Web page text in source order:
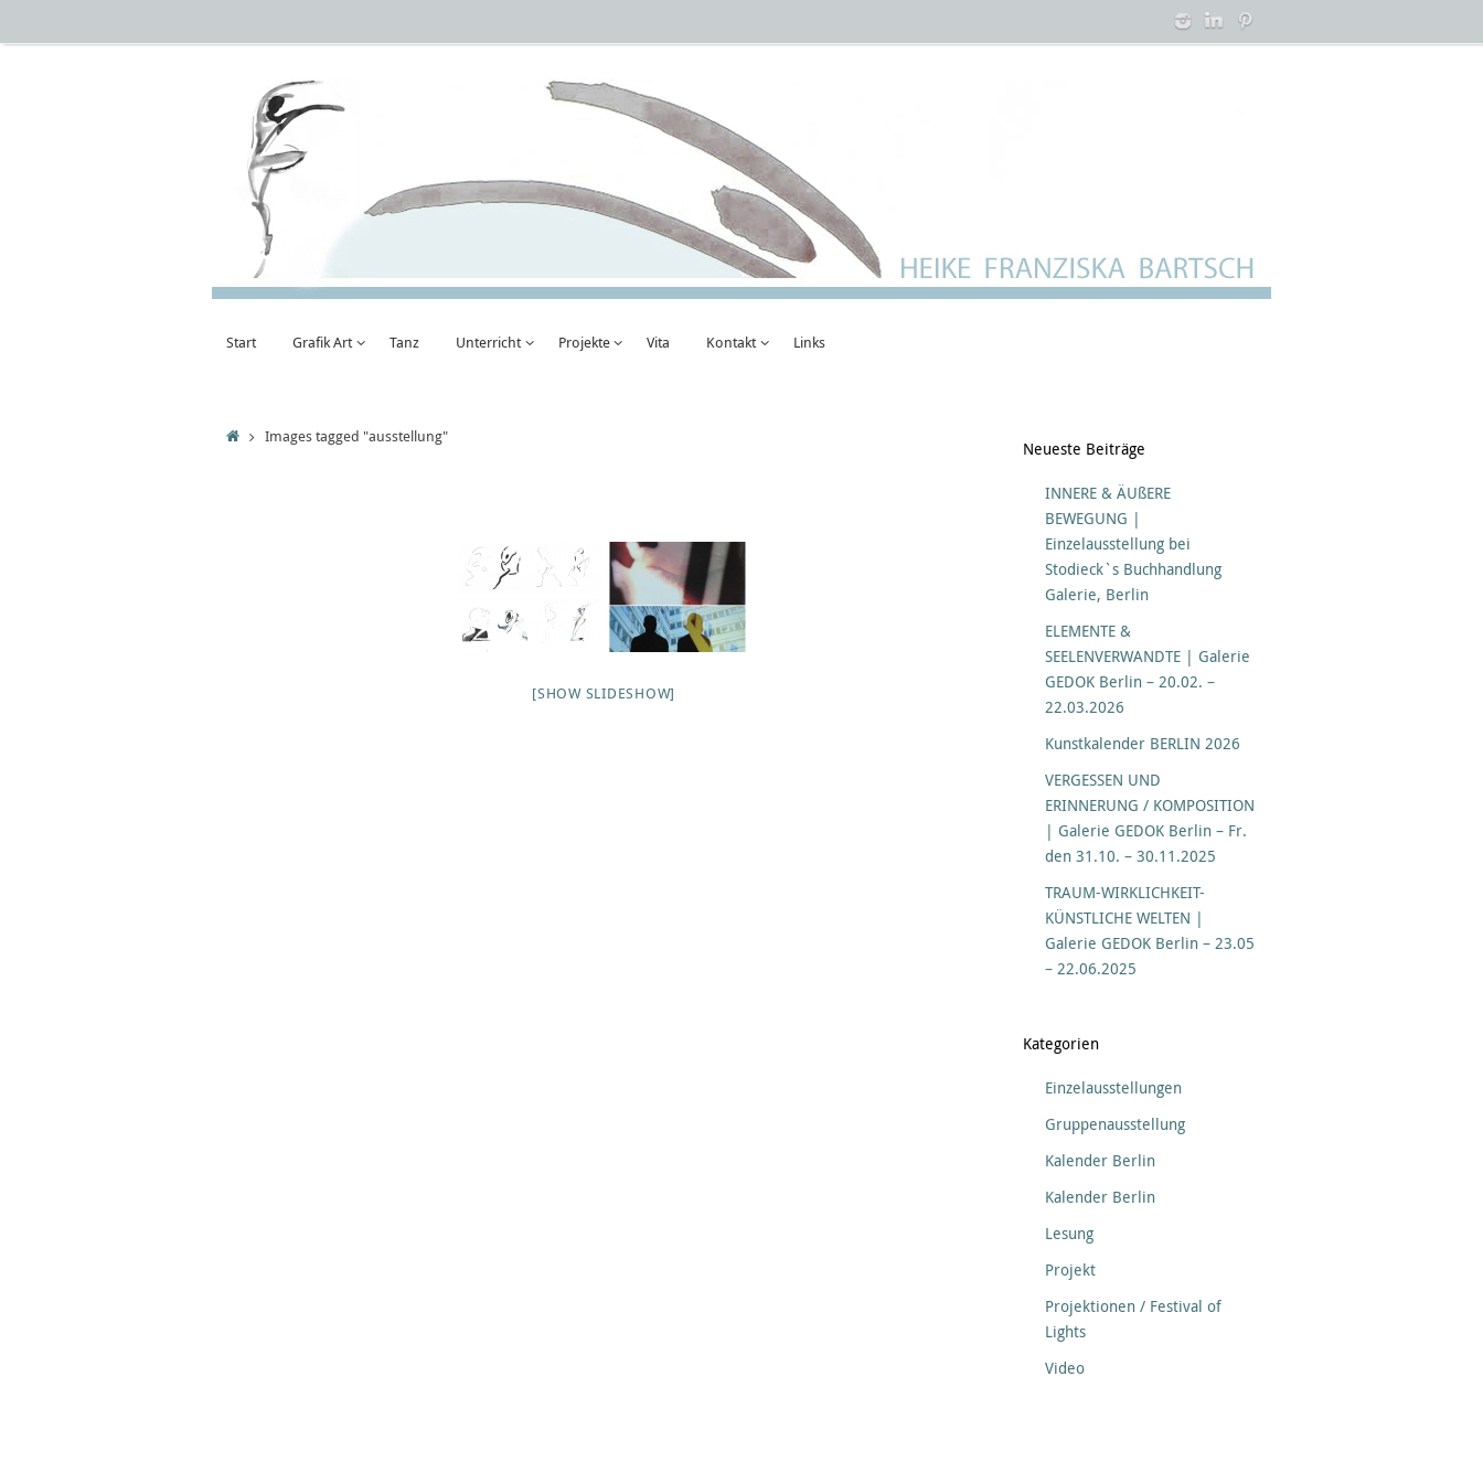
Inhalt
Start Grafik Art Tanz Unterricht Projekte Vita Kontakt Links
Startseite
Images tagged "ausstellung"
[SHOW SLIDESHOW]
Neueste Beiträge
INNERE & ÄUßERE
BEWEGUNG |
Einzelausstellung bei
Stodieck`s Buchhandlung
Galerie, Berlin
ELEMENTE &
SEELENVERWANDTE | Galerie
GEDOK Berlin – 20.02. –
22.03.2026
Kunstkalender BERLIN 2026
VERGESSEN UND
ERINNERUNG / KOMPOSITION
| Galerie GEDOK Berlin – Fr.
den 31.10. – 30.11.2025
TRAUM-WIRKLICHKEIT-
KÜNSTLICHE WELTEN |
Galerie GEDOK Berlin – 23.05
– 22.06.2025
Kategorien
Einzelausstellungen
Gruppenausstellung
Kalender Berlin
Kalender Berlin
Lesung
Projekt
Projektionen / Festival of
Lights
Video